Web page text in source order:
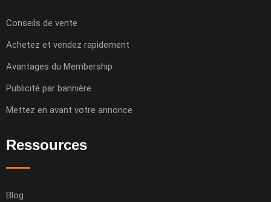
Conseils de vente
Achetez et vendez rapidement
Avantages du Membership
Publicité par bannière
Mettez en avant votre annonce
Ressources
Blog